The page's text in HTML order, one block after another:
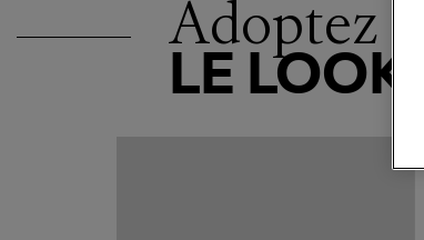
Adoptez
LE LOOK